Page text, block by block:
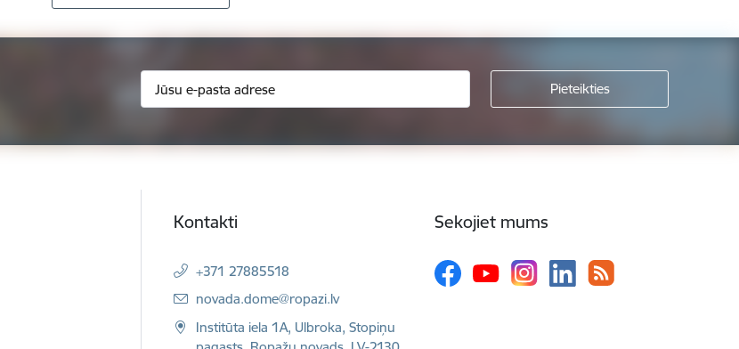
Kontakti
+371 27885518
E-pasts:
novada.dome@ropazi.lv
Institūta iela 1A, Ulbroka, Stopiņu
Sekojiet mums